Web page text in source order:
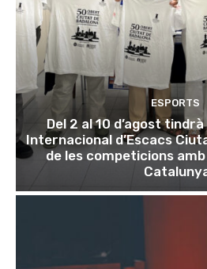
ESPORTS
Del 2 al 10 d’agost
Internacional d’Escacs
de les competicions